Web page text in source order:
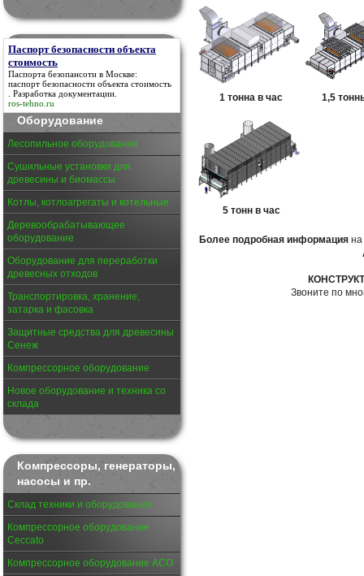
Паспорт безопасности объекта
стоимость
Паспорта безопансоти в Москве:
паспорт безопасности объекта стоимость
. Разработка документации.
ros-tehno.ru
Оборудование
Лесопильное оборудование
Сушильные установки для
древесины и биомассы
Котлы, котлоагрегаты и котельные
Деревообрабатывающее
оборудование
Оборудование для переработки
древесных отходов
Транспортировка, хранение,
затарка и фасовка
Защитные средства для древесины
Сенеж
Компрессорное оборудование
Новое оборудование и техника со
склада
Компрессоры, генераторы,
насосы и пр.
Склад техники и оборудования
Компрессорное оборудование
Ceccato
Компрессорное оборудование АСО
1 тонна в час 1,5
5 тонн в час
Более подробная информация
Звоните по